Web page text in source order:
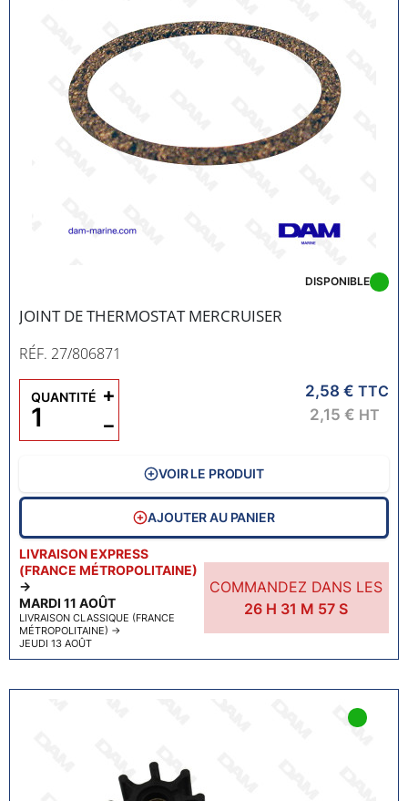
JOINT DE THERMOSTAT MERCRUISER
RÉF. 27/806871
LIVRAISON EXPRESS
(FRANCE MÉTROPOLITAINE)
→
MARDI 11 AOÛT
LIVRAISON CLASSIQUE (FRANCE
MÉTROPOLITAINE) →
JEUDI 13 AOÛT
COMMANDEZ DANS LES
26H 31 M 56 S
DISPONIBLE
2,58 € TTC
2,15 € HT
QUANTITÉ
−
+
VOIR LE PRODUIT
AJOUTER AU PANIER